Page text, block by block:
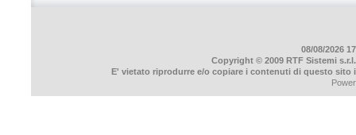
08/08/2026
Copyright © 2009 RTF Sistemi
E' vietato riprodurre e/o copiare i contenuti di questo